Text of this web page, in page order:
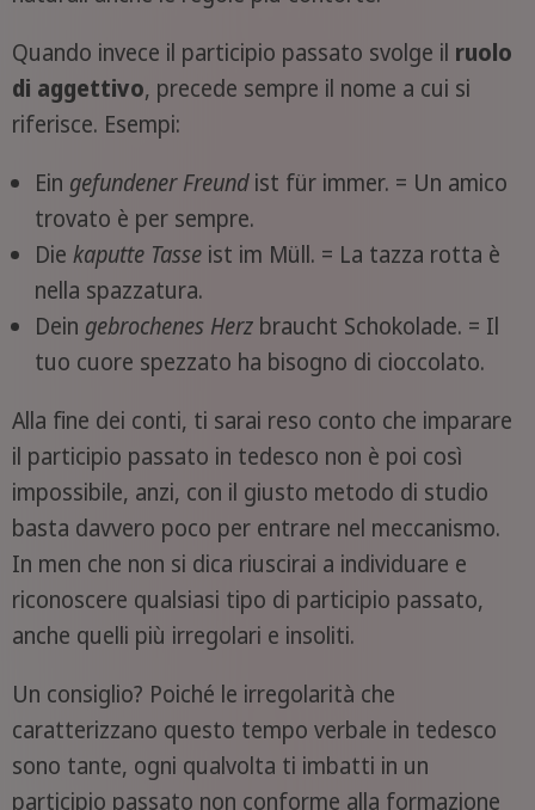
Quando invece il participio passato svolge il ruolo
di aggettivo, precede sempre il nome a cui si
riferisce. Esempi:
Ein gefundener Freundist für immer. = Un amico
trovato è per sempre.
Die kaputte Tasseist im Müll. = La tazza rotta è
nella spazzatura.
Dein gebrochenes Herzbraucht Schokolade. = Il
tuo cuore spezzato ha bisogno di cioccolato.
Alla fine dei conti, ti sarai reso conto che imparare
il participio passato in tedesco non è poi così
impossibile, anzi, con il giusto metodo di studio
basta davvero poco per entrare nel meccanismo.
In men che non si dica riuscirai a individuare e
riconoscere qualsiasi tipo di participio passato,
anche quelli più irregolari e insoliti.
Un consiglio? Poiché le irregolarità che
caratterizzano questo tempo verbale in tedesco
sono tante, ogni qualvolta ti imbatti in un
participio passato non conforme alla formazione